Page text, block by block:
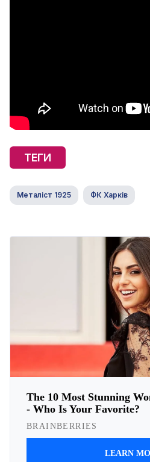
ТЕГИ
Металіст 1925 ФК Харків